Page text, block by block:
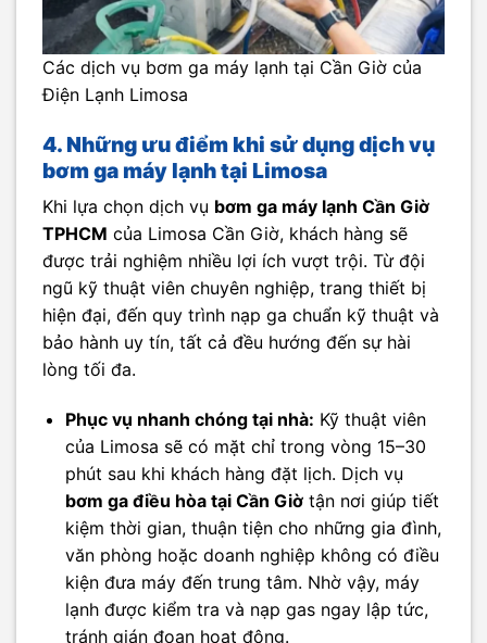
Các dịch vụ bơm ga máy lạnh tại Cần Giờ của
Điện Lạnh Limosa
4. Những ưu điểm khi sử dụng dịch vụ
bơm ga máy lạnh tại Limosa
Khi lựa chọn dịch vụ bơm ga máy lạnh Cần Giờ
TPHCM của Limosa Cần Giờ, khách hàng sẽ
được trải nghiệm nhiều lợi ích vượt trội. Từ đội
ngũ kỹ thuật viên chuyên nghiệp, trang thiết bị
hiện đại, đến quy trình nạp ga chuẩn kỹ thuật và
bảo hành uy tín, tất cả đều hướng đến sự hài
lòng tối đa.
Phục vụ nhanh chóng tại nhà: Kỹ thuật viên
của Limosa sẽ có mặt chỉ trong vòng 15–30
phút sau khi khách hàng đặt lịch. Dịch vụ
bơm ga điều hòa tại Cần Giờtận nơi giúp tiết
kiệm thời gian, thuận tiện cho những gia đình,
văn phòng hoặc doanh nghiệp không có điều
kiện đưa máy đến trung tâm. Nhờ vậy, máy
lạnh được kiểm tra và nạp gas ngay lập tức,
tránh gián đoạn hoạt động.